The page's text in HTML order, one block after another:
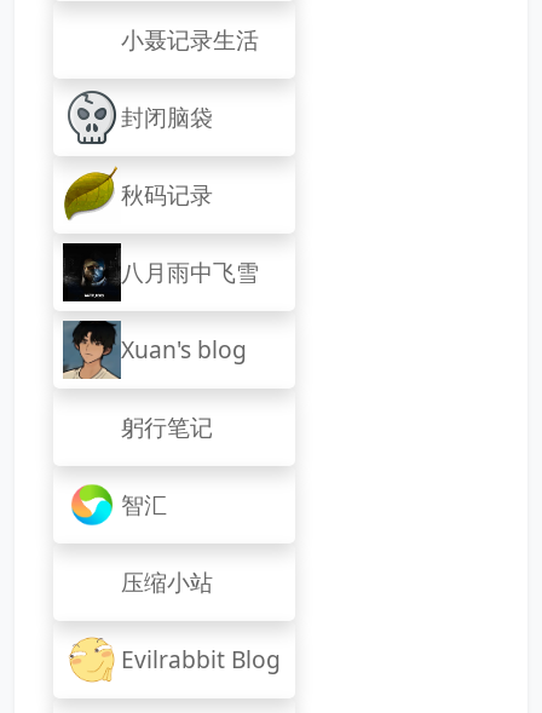
小聂记录生活
封闭脑袋
秋码记录
八月雨中飞雪
Xuan's blog
躬行笔记
智汇
压缩小站
Evilrabbit Blog